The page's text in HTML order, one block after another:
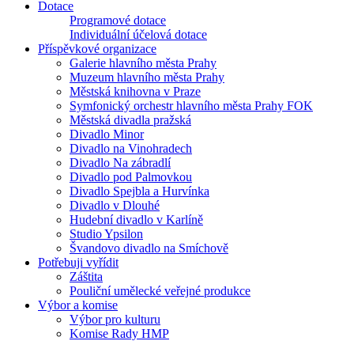
Dotace
Programové dotace
Individuální účelová dotace
Příspěvkové organizace
Galerie hlavního města Prahy
Muzeum hlavního města Prahy
Městská knihovna v Praze
Symfonický orchestr hlavního města Prahy FOK
Městská divadla pražská
Divadlo Minor
Divadlo na Vinohradech
Divadlo Na zábradlí
Divadlo pod Palmovkou
Divadlo Spejbla a Hurvínka
Divadlo v Dlouhé
Hudební divadlo v Karlíně
Studio Ypsilon
Švandovo divadlo na Smíchově
Potřebuji vyřídit
Záštita
Pouliční umělecké veřejné produkce
Výbor a komise
Výbor pro kulturu
Komise Rady HMP